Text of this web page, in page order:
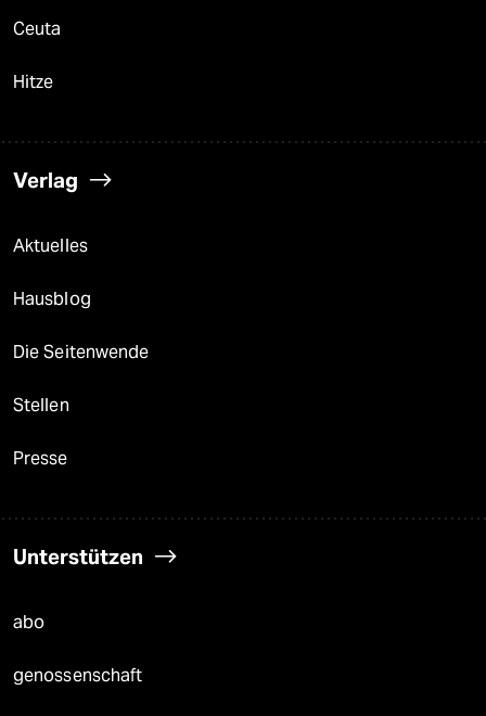
Ceuta
Hitze
Verlag
Aktuelles
Hausblog
Die Seitenwende
Stellen
Presse
Unterstützen
abo
genossenschaft